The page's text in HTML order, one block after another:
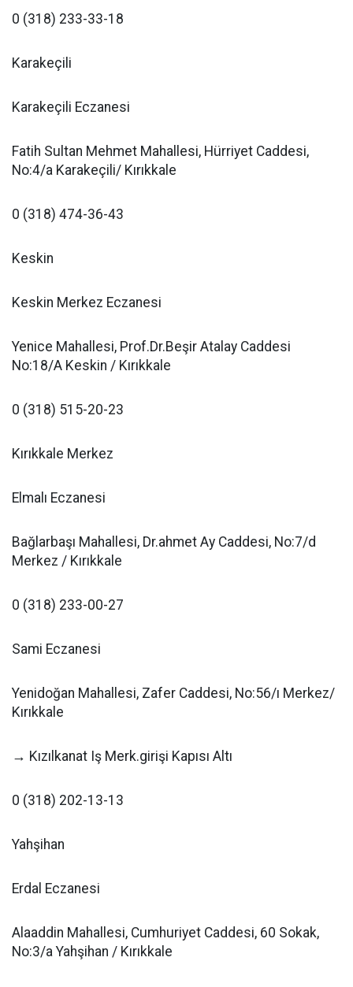
0 (318) 233-33-18
Karakeçili
Karakeçili Eczanesi
Fatih Sultan Mehmet Mahallesi, Hürriyet Caddesi,
No:4/a Karakeçili/ Kırıkkale
0 (318) 474-36-43
Keskin
Keskin Merkez Eczanesi
Yenice Mahallesi, Prof.Dr.Beşir Atalay Caddesi
No:18/A Keskin / Kırıkkale
0 (318) 515-20-23
Kırıkkale Merkez
Elmalı Eczanesi
Bağlarbaşı Mahallesi, Dr.ahmet Ay Caddesi, No:7/d
Merkez / Kırıkkale
0 (318) 233-00-27
Sami Eczanesi
Yenidoğan Mahallesi, Zafer Caddesi, No:56/ı Merkez/
Kırıkkale
→ Kızılkanat Iş Merk.girişi Kapısı Altı
0 (318) 202-13-13
Yahşihan
Erdal Eczanesi
Alaaddin Mahallesi, Cumhuriyet Caddesi, 60 Sokak,
No:3/a Yahşihan / Kırıkkale